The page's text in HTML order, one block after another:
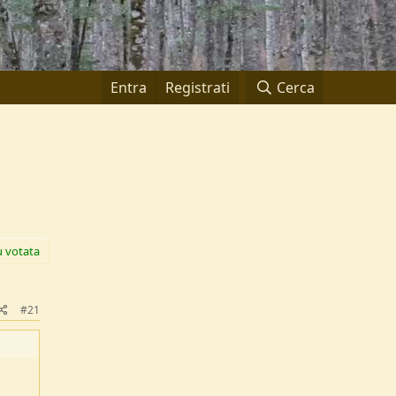
Entra Registrati Cerca
votata
#21